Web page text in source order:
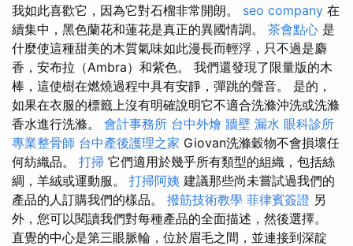
我如此喜歡它，因為它對石榴非常開朗。 seo company 在
續集中，黑色蘭花和蓮花是真正的異國情調。 茶會點心 是
什麼使這種甜美的木質氣味如此漫長而輕浮，只不過是麝
香，安布拉（Ambra）和紫色。 我們還發現了限量版的木
棒，這使樹在燃燒過程中具有安靜，彈跳的聲音。 是的，
如果在衣服的標籤上沒有明確說明它不適合洗滌沖洗或洗滌
香水進行洗滌。 會計事務所 台中外燴 牆壁 漏水 眼科診所
專業整骨師 台中產後護理之家 Giovan洗滌穀物不會損壞任
何紡織品。 打掃 它們適用於幾乎所有類型的組織，包括絲
綢，羊絨或運動服。 打掃阿姨 建議那些尚未嘗試過我們的
產品的人訂購我們的樣品。 撥筋技術教學 菲律賓簽證 另
外，您可以閱讀我們對每種產品的全面描述，然後選擇。
直覺的中心是第三眼脈輪，位於眉毛之間，並連接到深靛